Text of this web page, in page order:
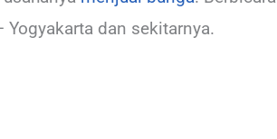
dan sekitarnya.